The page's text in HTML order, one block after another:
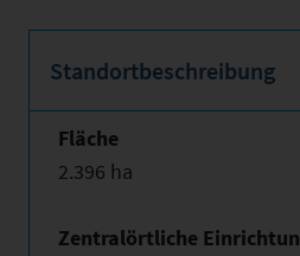
Standortbeschreibung
Fläche
2.396 ha
Zentralörtliche